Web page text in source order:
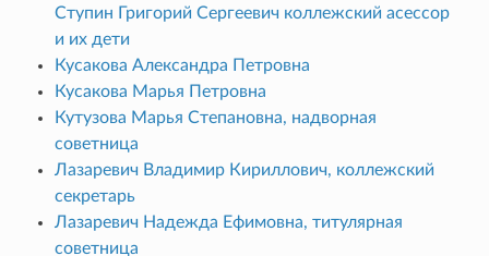
Ступин Григорий Сергеевич коллежский асессор
и их дети
Кусакова Александра Петровна
Кусакова Марья Петровна
Кутузова Марья Степановна, надворная
советница
Лазаревич Владимир Кириллович, коллежский
секретарь
Лазаревич Надежда Ефимовна, титулярная
советница